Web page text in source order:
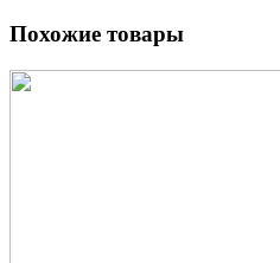
Похожие товары